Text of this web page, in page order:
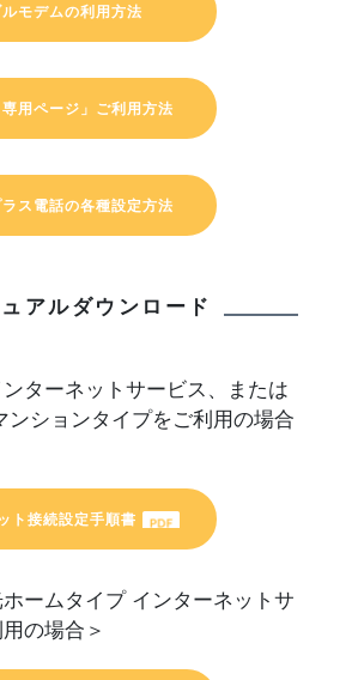
モデムの利用方法
専用ページ」ご利用方法
ス電話の各種設定方法
アルダウンロード
ンターネットサービス、または
ンションタイプをご利用の場合
ト接続設定手順書
ホームタイプ インターネットサ
の場合＞